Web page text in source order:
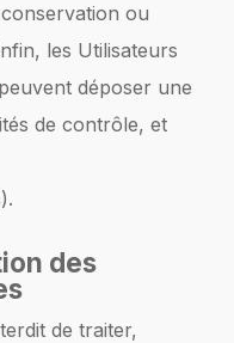
ou
les Utilisateurs
déposer une
de contrôle, et
des
de traiter,